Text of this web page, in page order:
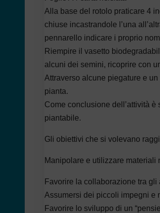
Alla base del rotolo praticare 4
chiuse incastrandole l’una
pennarello indicare i proprio
Riempire il vasetto
alcuni dei semini, ricoprire con
Attraverso alcune piegature e
pianta.
Come conclusione dell’attività
piantabile.
Gli obiettivi che si volevano
Manipolare e utilizzare materiali
Favorire la collaborazione tra gli
Assumersi dei piccoli impegni e
Favorire lo sviluppo di un